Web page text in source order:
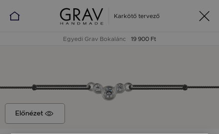
Karkötő tervező
Egyedi Grav Bokalánc 19 900 Ft
Előnézet